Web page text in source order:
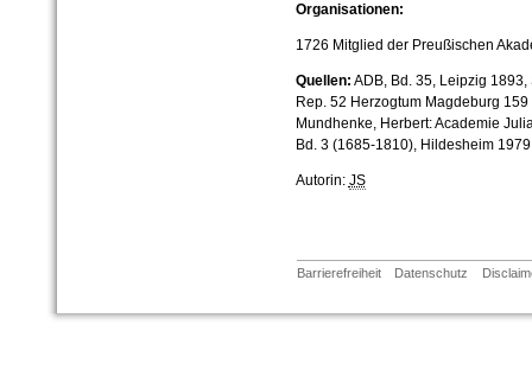
Organisationen:
1726 Mitglied der Preußischen
Quellen: ADB, Bd. 35, Leipzig 1893,
Rep. 52 Herzogtum Magdeburg
Mundhenke, Herbert: Academie
Bd. 3 (1685-1810), Hildesheim
Autorin: JS
Barrierefreiheit Datenschutz